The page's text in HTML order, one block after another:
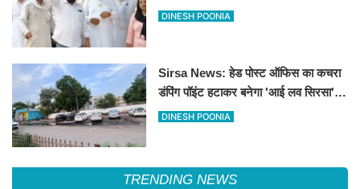
का ऐलान
DINESH POONIA
Sirsa News: हेड पोस्ट ऑफिस का कचरा
डंपिंग पॉइंट हटाकर बनेगा 'आई लव सिरसा'
सेल्फी पॉइंट
DINESH POONIA
TRENDING NEWS